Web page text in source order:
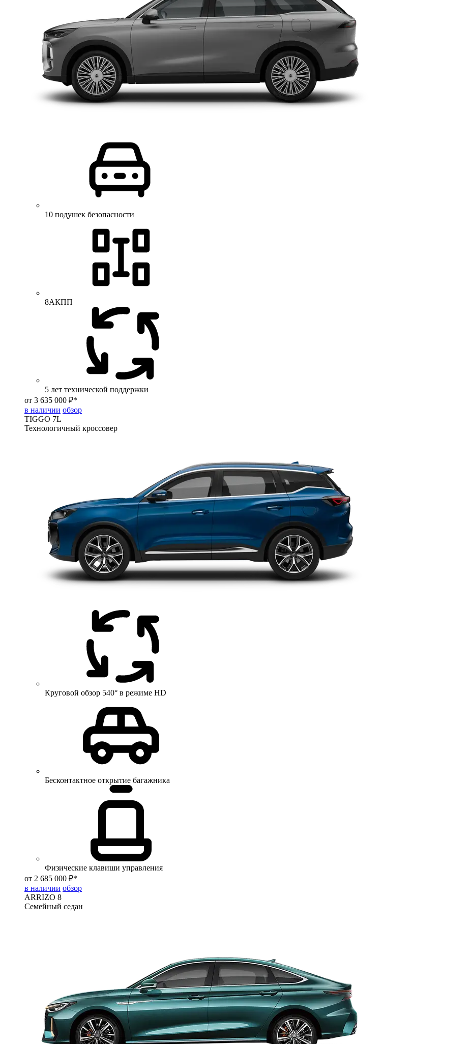
10 подушек безопасности
8АКПП
5 лет технической поддержки
от 3 635 000 ₽*
в наличии обзор
TIGGO 7L
Технологичный кроссовер
Круговой обзор 540° в режиме HD
Бесконтактное открытие багажника
Физические клавиши управления
от 2 685 000 ₽*
в наличии обзор
ARRIZO 8
Семейный седан